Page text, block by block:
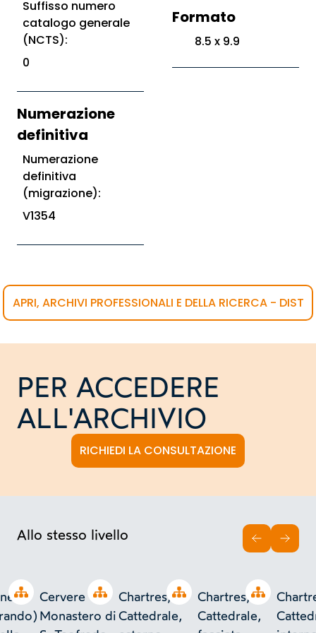
Suffisso numero
catalogo generale
(NCTS):
0
Numerazione
definitiva
Numerazione
definitiva
(migrazione):
V1354
Formato
8.5 x 9.9
APRI, ARCHIVI PROFESSIONALI E DELLA RICERCA - DIST
PER ACCEDERE
ALL'ARCHIVIO
RICHIEDI LA CONSULTAZIONE
Allo stesso livello
Open tree Open tree
Cervere -
Monastero di
Open tree
Chartres,
Cattedrale,
Open tree
Chartres,
Cattedrale,
INDIETRO